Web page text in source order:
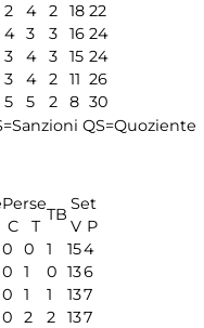
2 4 2 18 22
4 3 3 16 24
3 4 3 15 24
3 4 2 11 26
5 5 2 8 30
QS=Quoziente
Perse
TB
Set
C T V P
0 0 1 154
0 1 0 136
0 1 1 137
0 2 2 137